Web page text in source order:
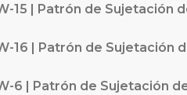
15 | Patrón de
16 | Patrón de
6 | Patrón de Sujetación